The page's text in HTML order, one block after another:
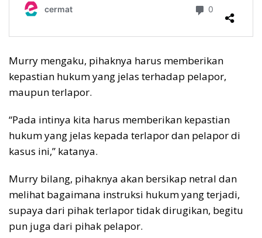
Murry mengaku, pihaknya harus memberikan
kepastian hukum yang jelas terhadap pelapor,
maupun terlapor.
“Pada intinya kita harus memberikan kepastian
hukum yang jelas kepada terlapor dan pelapor di
kasus ini,” katanya.
Murry bilang, pihaknya akan bersikap netral dan
melihat bagaimana instruksi hukum yang terjadi,
supaya dari pihak terlapor tidak dirugikan, begitu
pun juga dari pihak pelapor.